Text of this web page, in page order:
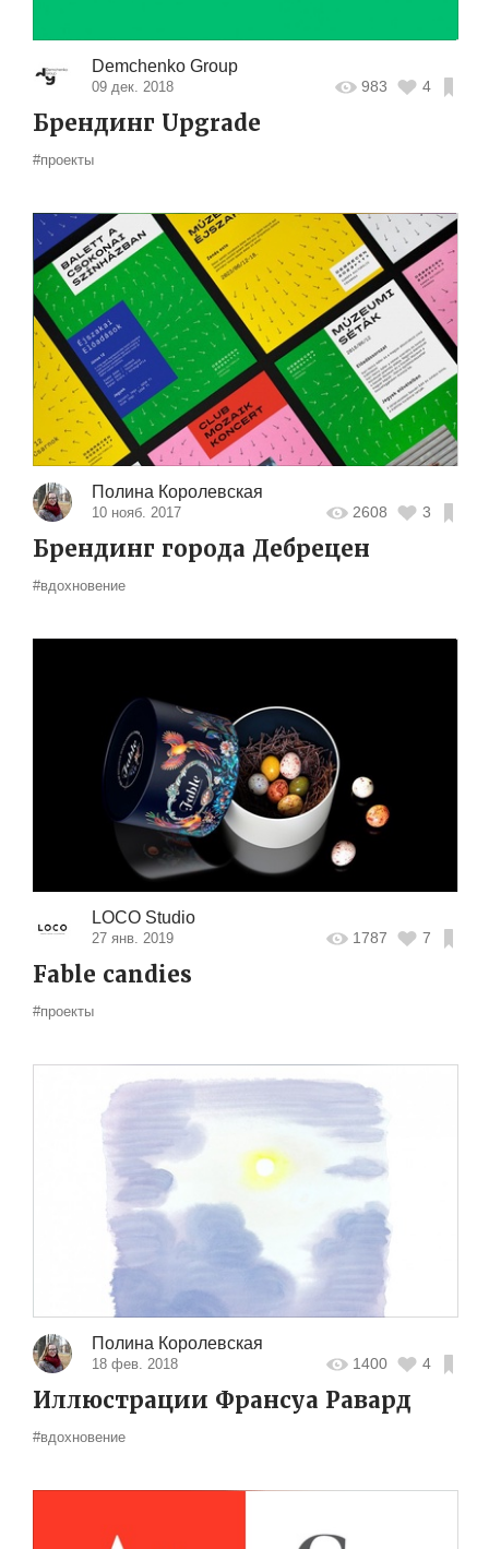
Demchenko Group
09 дек. 2018 983 4
Брендинг Upgrade
#проекты
Полина Королевская
10 нояб. 2017 2608 3
Брендинг города Дебрецен
#вдохновение
LOCO Studio
27 янв. 2019 1787 7
Fable candies
#проекты
Полина Королевская
18 фев. 2018 1400 4
Иллюстрации Франсуа Равард
#вдохновение